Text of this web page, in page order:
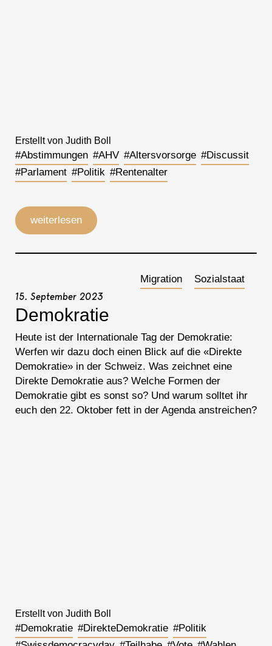
Erstellt von Judith Boll
#Abstimmungen #AHV #Altersvorsorge #Discussit
#Parlament #Politik #Rentenalter
weiterlesen
Migration
Sozialstaat
15. September 2023
Demokratie
Heute ist der Internationale Tag der Demokratie:
Werfen wir dazu doch einen Blick auf die «Direkte
Demokratie» in der Schweiz. Was zeichnet eine
Direkte Demokratie aus? Welche Formen der
Demokratie gibt es sonst so? Und warum solltet ihr
euch den 22. Oktober fett in der Agenda anstreichen?
Erstellt von Judith Boll
#Demokratie #DirekteDemokratie #Politik